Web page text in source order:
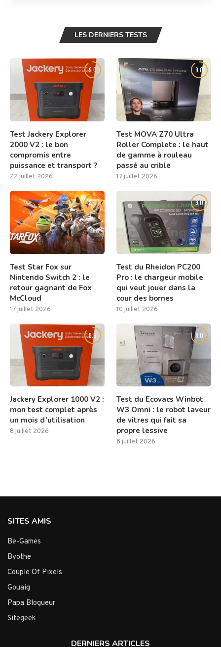
LES DERNIERS TESTS
9.0
Test Jackery Explorer
2000 V2 : le bon
compromis entre
puissance et transport ?
22 juillet 2026
9.0
Test MOVA Z70 Ultra
Roller Complete : le haut
de gamme à rouleau
passé au crible
17 juillet 2026
8.0
Test Star Fox sur
Nintendo Switch 2 : le
retour gagnant de Fox
McCloud
17 juillet 2026
9.0
Test du Rheidon PC200
Pro : le chargeur mobile
qui veut jouer dans la
cour des bornes
10 juillet 2026
8.5
Jackery Explorer 1000 V2 :
mon test complet après
un mois d’utilisation
8 juillet 2026
8.0
Test du Ecovacs Winbot
W3 Omni : le robot laveur
de vitres qui fait sa
propre lessive
8 juillet 2026
SITES AMIS
Be-Games
Byothe
Couple Of Pixels
Gouaig
Papa Blogueur
Sitegeek
DERNIERS ARTICLES